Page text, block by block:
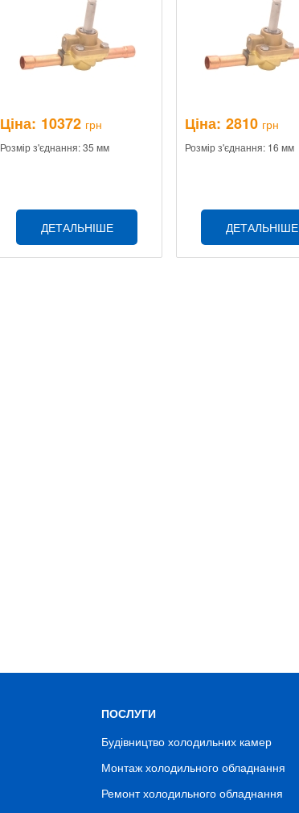
Ціна: 10372 грн
Розмір з'єднання: 35 мм
ДЕТАЛЬНІШЕ
Ціна: 2810 грн
Розмір з'єднання: 16 мм
ДЕТАЛЬНІШЕ
ПОСЛУГИ
Будівництво холодильних камер
Монтаж холодильного обладнання
Ремонт холодильного обладнання